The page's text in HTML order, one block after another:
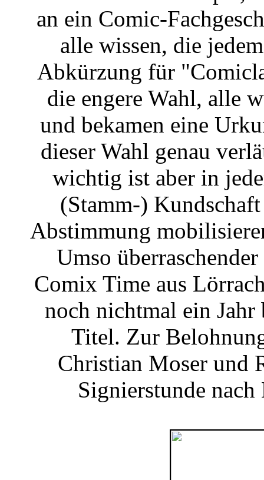
an ein Comic-
alle wissen, die
Abkürzung für
die engere Wahl, alle
und bekamen eine
dieser Wahl genau
wichtig ist aber in
(Stamm-)
Abstimmung
Umso
Comix Time aus
noch nichtmal ein
Titel. Zur
Christian Moser und
Signierstunde